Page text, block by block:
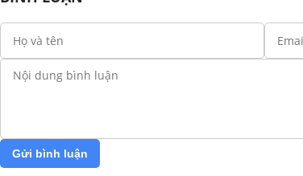
Gửi bình luận